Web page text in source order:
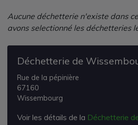
Aucune déchetterie n'existe dans
avons selectionné les déchetteries
Déchetterie de
Rue de la pépinière
67160
Wissembourg
Voir les détails de la Déchetterie